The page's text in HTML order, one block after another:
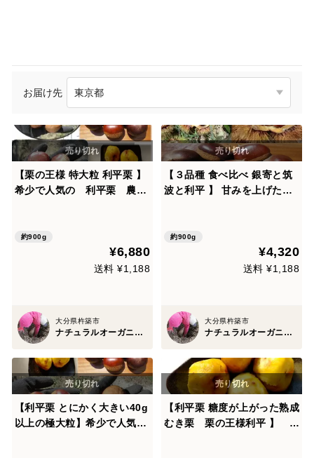
お届け先
【栗の王様 特大粒 利平栗 】
希少で人気の 利平栗 農薬
約900g
¥6,880
送料 ¥1,188
大分県杵築市
ナチュラルオーガニックファームベリーフルーツ
【３品種 食べ比べ 銀寄と筑
波と利平 】 甘みを上げた氷
約900g
¥4,320
送料 ¥1,188
大分県杵築市
ナチュラルオーガニックファームベリーフルーツ
【利平栗 とにかく大きい40g
以上の極大粒】希少で人気
【利平栗 糖度が上がった熟成
むき栗 栗の王様利平 】 農